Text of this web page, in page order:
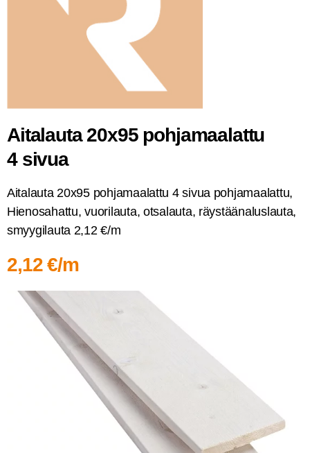
Aita­lau­ta 20x95 poh­ja­maa­lat­tu
4 sivua
Aita­lau­ta 20x95 poh­ja­maa­lat­tu 4 sivua poh­ja­maa­lat­tu,
Hien­osa­hat­tu, vuo­ri­lau­ta, otsa­lau­ta, räys­tää­na­lus­lau­ta,
smyy­gi­lau­ta 2,12 €/m
2,12 €/m